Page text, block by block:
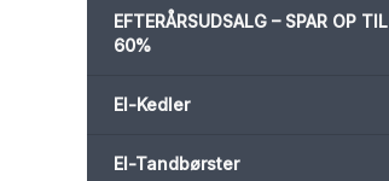
EFTERÅRSUDSALG – SPAR OP TIL
60%
El-Kedler
El-Tandbørster